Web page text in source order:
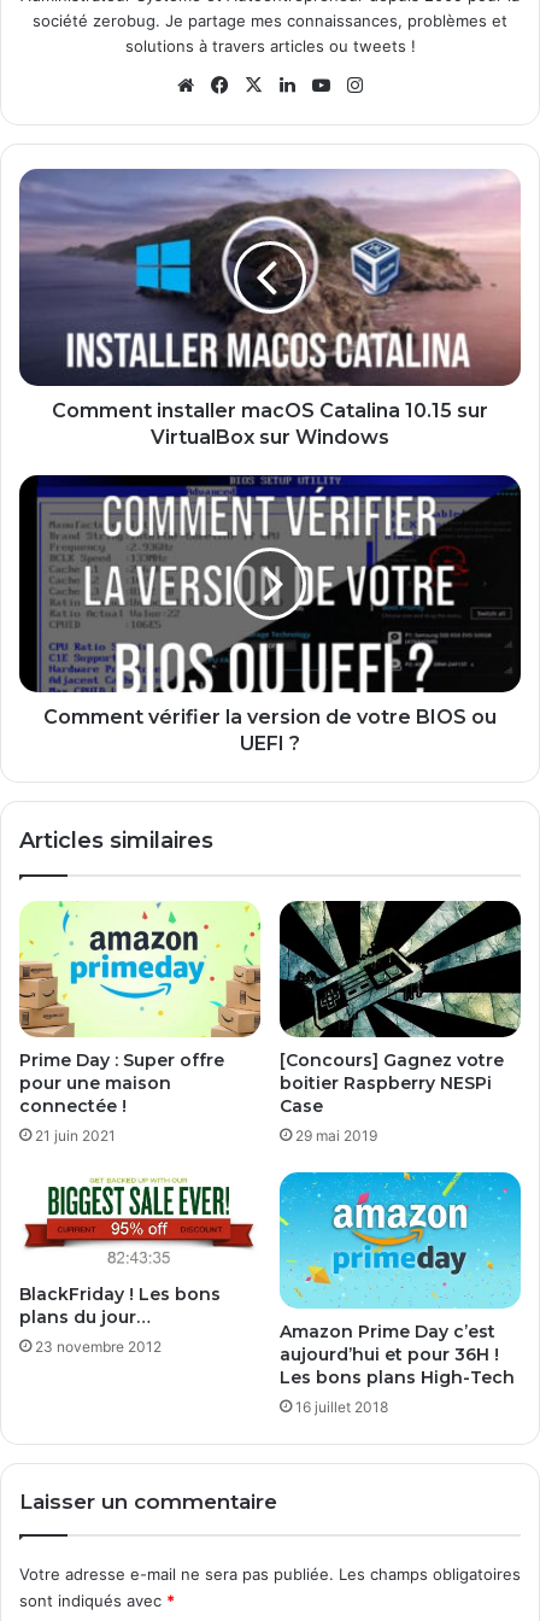
société zerobug. Je partage mes connaissances, problèmes et
solutions à travers articles ou tweets !
WebsiteFacebook
X LinkedinYouTube
Comment
installer
macOS
Catalina
VirtualBox
Windows
Comment installer macOS Catalina 10.15 sur
VirtualBox sur Windows
Comment
vérifier
version
votre
UEFI
Comment vérifier la version de votre BIOS ou
UEFI ?
Articles similaires
Prime Day : Super offre
pour une maison
connectée !
21 juin 2021
[Concours] Gagnez votre
boitier Raspberry NESPi
Case
29 mai 2019
BlackFriday ! Les bons
plans du jour…
23 novembre 2012
Amazon Prime Day c’est
aujourd’hui et pour 36H !
Les bons plans High-Tech
16 juillet 2018
Laisser un commentaire
Votre adresse e-mail ne sera pas publiée. Les champs obligatoires
sont indiqués avec *